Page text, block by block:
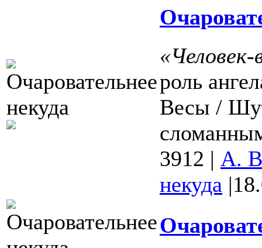
«Человек-
роль
Весы /
3912 | А.
некуда |